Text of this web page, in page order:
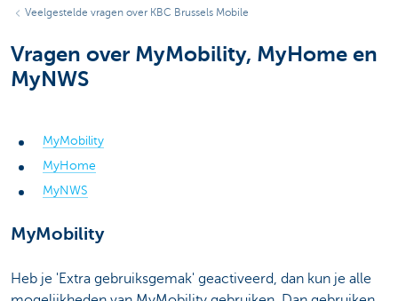
Veelgestelde vragen over KBC Brussels Mobile
Vragen over MyMobility, MyHome en
MyNWS
MyMobility
MyHome
MyNWS
MyMobility
Heb je 'Extra gebruiksgemak' geactiveerd, dan kun je alle